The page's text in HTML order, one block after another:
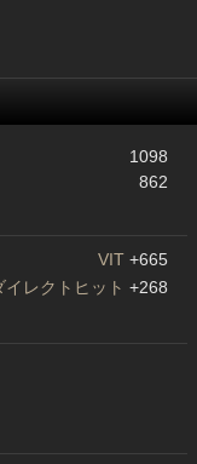
1098
862
VIT +665
イレクトヒット +268